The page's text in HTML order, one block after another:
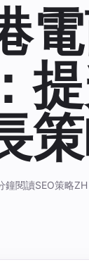
鐘閱讀SEO策略ZH